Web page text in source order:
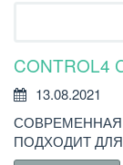
CONTROL4
13.08.2021
СОВРЕМЕННАЯ
ПОДХОДИТ